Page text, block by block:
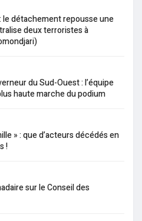
le détachement repousse une
deux terroristes à
du Sud-Ouest : l’équipe
haute marche du podium
» : que d’acteurs décédés en
!
sur le Conseil des